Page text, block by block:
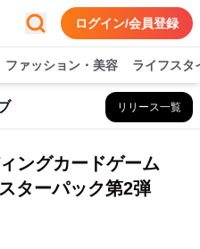
ログイン/会員登録
ファッション・美容 ライフスタ
リリース一覧
ングカードゲーム
ターパック第2弾